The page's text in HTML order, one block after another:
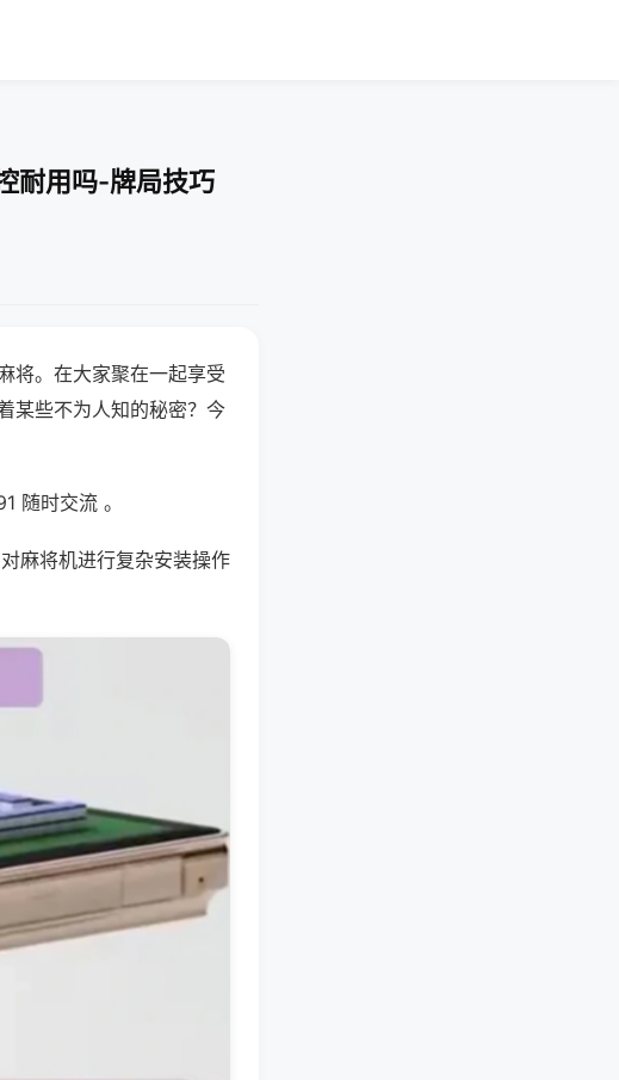
耐用吗-牌局技巧
将。在大家聚在一起享受
某些不为人知的秘密？今
随时交流 。
麻将机进行复杂安装操作